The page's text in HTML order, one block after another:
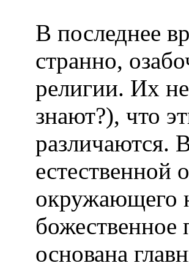
В последнее
странно,
религии. Их
знают?), что
различаются.
естественной
окружающего
божественное
основана